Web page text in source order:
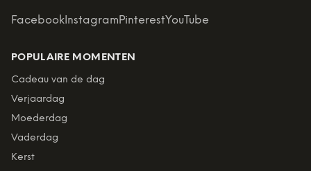
Facebook InstagramPinterestYouTube
POPULAIRE MOMENTEN
Cadeau van de dag
Verjaardag
Moederdag
Vaderdag
Kerst